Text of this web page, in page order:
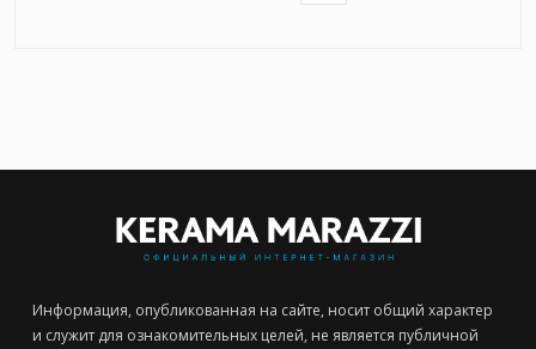
Информация, опубликованная на сайте, носит общий характер
и служит для ознакомительных целей, не является публичной